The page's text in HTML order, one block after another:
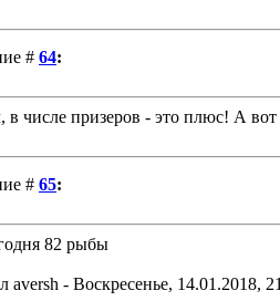
# 64:
числе призеров - это плюс! А
# 65:
82 рыбы
aversh - Воскресенье, 14.01.2018,